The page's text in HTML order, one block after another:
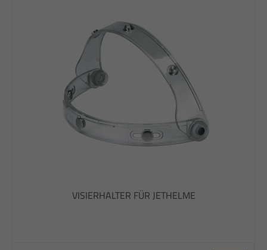
Lorem ipsum dolor sit amet, consectetuer adipiscing elit.
Aenean commodo ligula eget dolor. Aenean massa. Cum
sociis natoque penatibus et magnis dis parturient montes,
nascetur ridiculus mus. Donec quam felis, ultricies nec.
VISIERHALTER FÜR JETHELME